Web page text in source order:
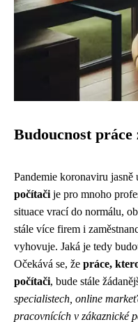
Budoucnost práce
Pandemie koronaviru jasně
počítači je pro mnoho
situace vrací do normálu,
stále více firem i
vyhovuje. Jaká je tedy
Očekává se, že práce,
počítači, bude stále
specialistech, online
pracovnících v zákaznické